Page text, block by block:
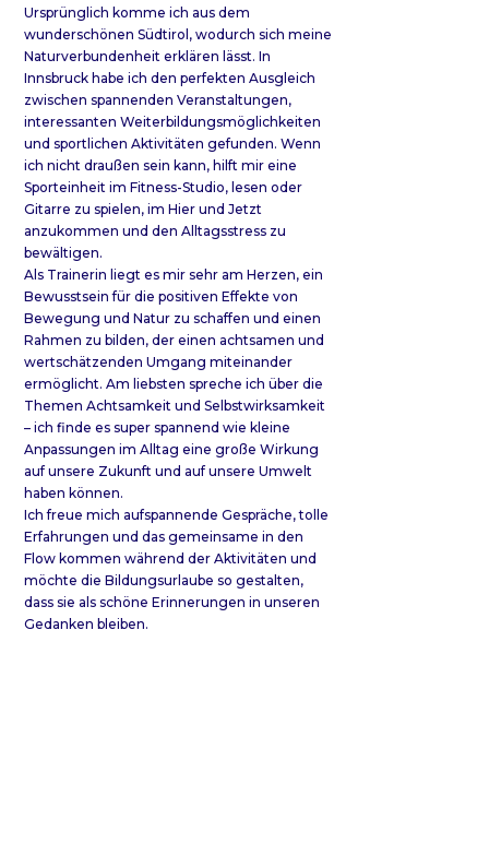
Ursprünglich komme ich aus dem
wunderschönen Südtirol, wodurch sich meine
Naturverbundenheit erklären lässt. In
Innsbruck habe ich den perfekten Ausgleich
zwischen spannenden Veranstaltungen,
interessanten Weiterbildungsmöglichkeiten
und sportlichen Aktivitäten gefunden. Wenn
ich nicht draußen sein kann, hilft mir eine
Sporteinheit im Fitness-Studio, lesen oder
Gitarre zu spielen, im Hier und Jetzt
anzukommen und den Alltagsstress zu
bewältigen.
Als Trainerin liegt es mir sehr am Herzen, ein
Bewusstsein für die positiven Effekte von
Bewegung und Natur zu schaffen und einen
Rahmen zu bilden, der einen achtsamen und
wertschätzenden Umgang miteinander
ermöglicht. Am liebsten spreche ich über die
Themen Achtsamkeit und Selbstwirksamkeit
– ich finde es super spannend wie kleine
Anpassungen im Alltag eine große Wirkung
auf unsere Zukunft und auf unsere Umwelt
haben können.
Ich freue mich aufspannende Gespräche, tolle
Erfahrungen und das gemeinsame in den
Flow kommen während der Aktivitäten und
möchte die Bildungsurlaube so gestalten,
dass sie als schöne Erinnerungen in unseren
Gedanken bleiben.